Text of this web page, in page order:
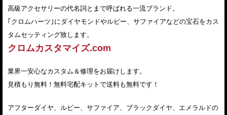
高級アクセサリーの代名詞とまで呼ばれる一流ブランド。
｢クロムハーツ｣にダイヤモンドやルビー、サファイアなどの宝石をカス
タムセッティング致します。
クロムカスタマイズ.com
業界一安心なカスタム＆修理をお届けします。
見積もり無料！無料宅配キットで送料も無料です！
アフターダイヤ、ルビー、サファイア、ブラックダイヤ、エメラルドの